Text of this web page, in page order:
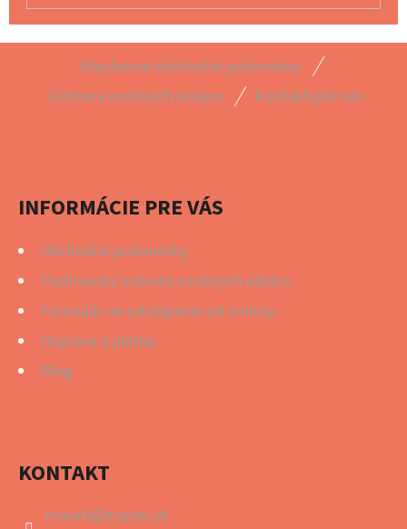
Všeobecné obchodné podmienky
Ochrana osobných údajov
Kontaktujte nás
INFORMÁCIE PRE VÁS
Obchodné podmienky
Podmienky ochrany osobných údajov
Formulár na odstúpenie od zmluvy
Doprava a platba
Blog
KONTAKT
mareti@mareti.sk